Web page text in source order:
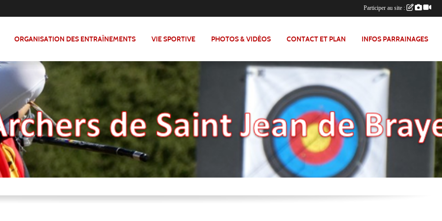
ORGANISATION DES ENTRAÎNEMENTS VIE SPORTIVE PHOTOS & VIDÉOS CONTACT ET PLAN INFOS PARRAINAGES
Participer au site :